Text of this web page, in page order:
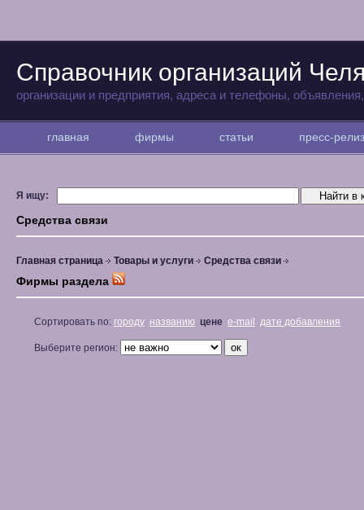
Справочник организаций
организации и предприятия, адреса и телефоны,
главная фирмы статьи пресс-
Я ищу:
Средства связи
Главная страница Товары и услуги Средства связи
Фирмы раздела
Сортировать по: городу названию цене e-mail дате добавления
Выберите регион: